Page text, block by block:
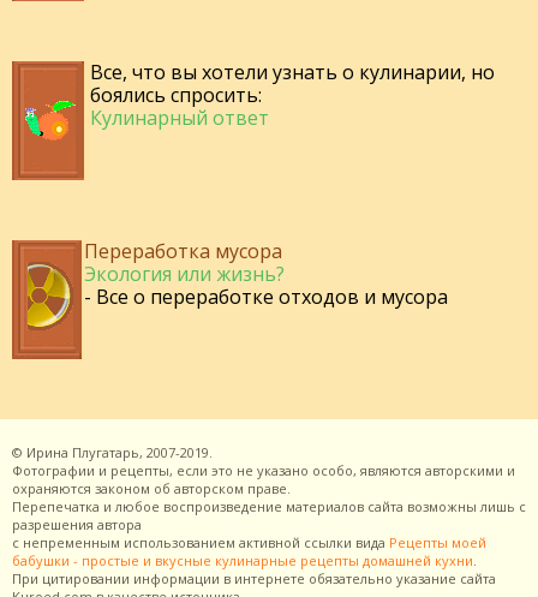
Все, что вы хотели узнать о кулинарии, но
боялись спросить:
Кулинарный ответ
Переработка мусора
Экология или жизнь?
- Все о переработке отходов и мусора
© Ирина Плугатарь, 2007-2019.
Фотографии и рецепты, если это не указано особо, являются авторскими и
охраняются законом об авторском праве.
Перепечатка и любое воспроизведение материалов сайта возможны лишь с
разрешения автора
с непременным использованием активной ссылки вида Рецепты моей
бабушки - простые и вкусные кулинарные рецепты домашней кухни.
При цитировании информации в интернете обязательно указание сайта